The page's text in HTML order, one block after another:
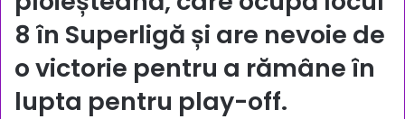
8 în Superligă și are nevoie de
o victorie pentru a rămâne în
lupta pentru play-off.